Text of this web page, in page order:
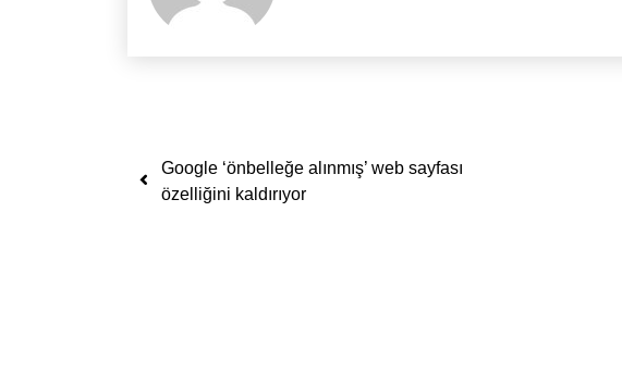
Yazı dolaşımı
Google ‘önbelleğe alınmış’ web sayfası
özelliğini kaldırıyor